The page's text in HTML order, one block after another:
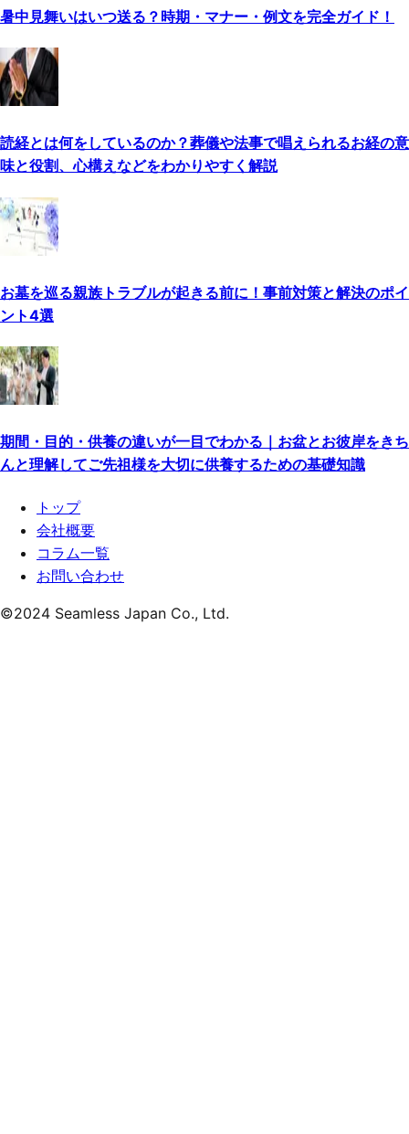
暑中見舞いはいつ送る？時期・マナー・例文を完全ガイド！
読経とは何をしているのか？葬儀や法事で唱えられるお経の意
味と役割、心構えなどをわかりやすく解説
お墓を巡る親族トラブルが起きる前に！事前対策と解決のポイ
ント4選
期間・目的・供養の違いが一目でわかる｜お盆とお彼岸をきち
んと理解してご先祖様を大切に供養するための基礎知識
トップ
会社概要
コラム一覧
お問い合わせ
©2024 Seamless Japan Co., Ltd.